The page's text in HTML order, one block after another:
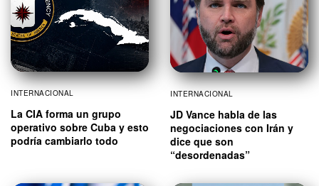
INTERNACIONAL
La CIA forma un grupo
operativo sobre Cuba y esto
podría cambiarlo todo
INTERNACIONAL
JD Vance habla de las
negociaciones con Irán y
dice que son
“desordenadas”